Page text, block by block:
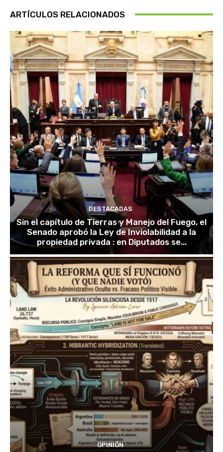
ARTÍCULOS RELACIONADOS
DESTACADAS
Sin el capítulo de Tierras y Manejo del Fuego, el
Senado aprobó la Ley de Inviolabilidad a la
propiedad privada : en Diputados se...
OPINIÓN